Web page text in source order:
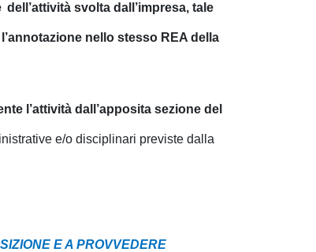
dell’attività svolta dall’impresa, tale
nello stesso REA della
l’attività dall’apposita sezione del
e/o disciplinari previste dalla
E A PROVVEDERE